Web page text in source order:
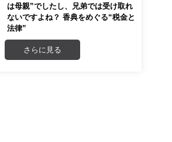
は母親”でしたし、兄弟では受け取れ
ないですよね？ 香典をめぐる“税金と
法律”
さらに見る